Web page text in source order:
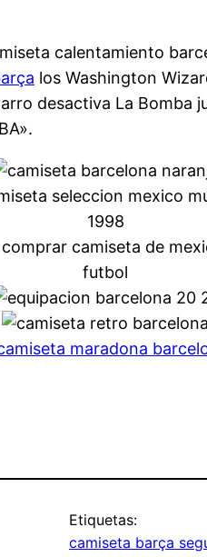
los Washington
desactiva La Bomba
Etiquetas:
camiseta barça